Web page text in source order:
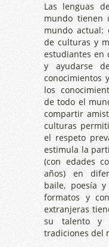
Las lenguas
mundo tienen
mundo actual:
de culturas y
estudiantes en
y ayudarse
conocimientos
los
de todo el
compartir
culturas
el respeto
estimula la
(con edades
años) en
baile, poesía
formatos y
extranjeras
su talento y
tradiciones del